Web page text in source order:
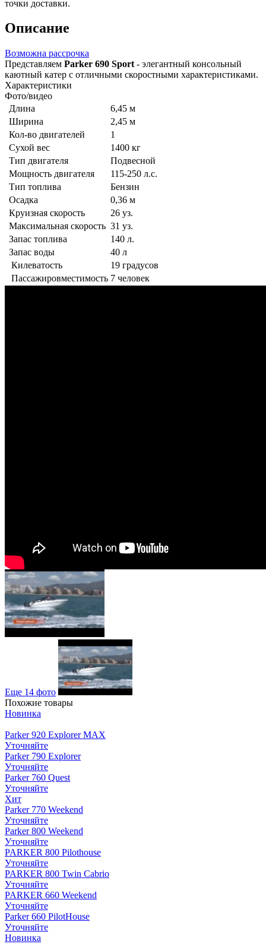
точки доставки.
Описание
Возможна рассрочка
Представляем Parker 690 Sport - элегантный консольный
каютный катер с отличными скоростными характеристиками.
Характеристики
Фото/видео
Длина
6,45 м
Ширина
2,45 м
Кол-во двигателей
1
Сухой вес
1400 кг
Тип двигателя
Подвесной
Мощность двигателя
115-250 л.с.
Тип топлива
Бензин
Осадка
0,36 м
Круизная скорость
26 уз.
Максимальная скорость 31 уз.
Запас топлива
140 л.
Запас воды
40 л
Килеватость
19 градусов
Пассажировместимость 7 человек
Еще 14 фото
Похожие товары
Новинка
Parker 920 Explorer MAX
Уточняйте
Parker 790 Explorer
Уточняйте
Parker 760 Quest
Уточняйте
Хит
Parker 770 Weekend
Уточняйте
Parker 800 Weekend
Уточняйте
PARKER 800 Pilothouse
Уточняйте
PARKER 800 Twin Cabrio
Уточняйте
PARKER 660 Weekend
Уточняйте
Parker 660 PilotHouse
Уточняйте
Новинка